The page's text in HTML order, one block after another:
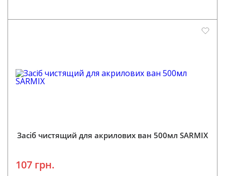
Засіб чистящий для акрилових ван 500мл SARMIX
107 грн.